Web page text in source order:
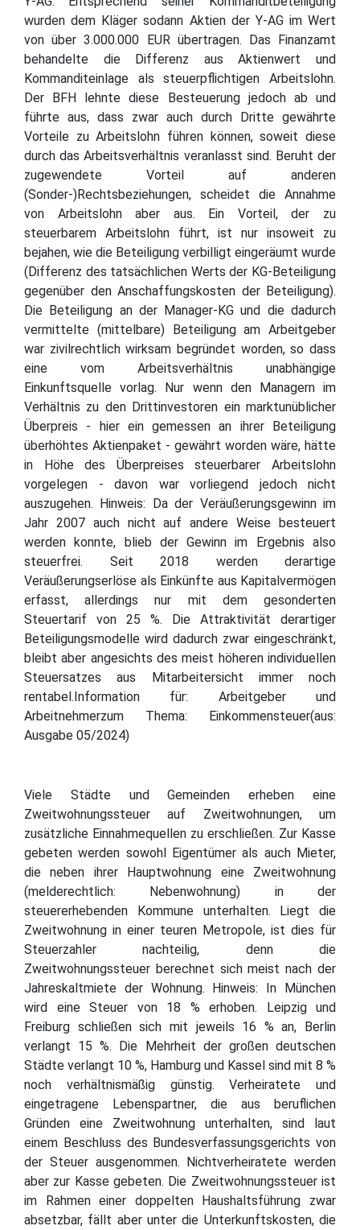
wurden dem Kläger sodann Aktien der Y-AG im Wert
von über 3.000.000 EUR übertragen. Das Finanzamt
behandelte die Differenz aus Aktienwert und
Kommanditeinlage als steuerpflichtigen Arbeitslohn.
Der BFH lehnte diese Besteuerung jedoch ab und
führte aus, dass zwar auch durch Dritte gewährte
Vorteile zu Arbeitslohn führen können, soweit diese
durch das Arbeitsverhältnis veranlasst sind. Beruht der
zugewendete Vorteil auf anderen
(Sonder-)Rechtsbeziehungen, scheidet die Annahme
von Arbeitslohn aber aus. Ein Vorteil, der zu
steuerbarem Arbeitslohn führt, ist nur insoweit zu
bejahen, wie die Beteiligung verbilligt eingeräumt wurde
(Differenz des tatsächlichen Werts der KG-Beteiligung
gegenüber den Anschaffungskosten der Beteiligung).
Die Beteiligung an der Manager-KG und die dadurch
vermittelte (mittelbare) Beteiligung am Arbeitgeber
war zivilrechtlich wirksam begründet worden, so dass
eine vom Arbeitsverhältnis unabhängige
Einkunftsquelle vorlag. Nur wenn den Managern im
Verhältnis zu den Drittinvestoren ein marktunüblicher
Überpreis - hier ein gemessen an ihrer Beteiligung
überhöhtes Aktienpaket - gewährt worden wäre, hätte
in Höhe des Überpreises steuerbarer Arbeitslohn
vorgelegen - davon war vorliegend jedoch nicht
auszugehen. Hinweis: Da der Veräußerungsgewinn im
Jahr 2007 auch nicht auf andere Weise besteuert
werden konnte, blieb der Gewinn im Ergebnis also
steuerfrei. Seit 2018 werden derartige
Veräußerungserlöse als Einkünfte aus Kapitalvermögen
erfasst, allerdings nur mit dem gesonderten
Steuertarif von 25 %. Die Attraktivität derartiger
Beteiligungsmodelle wird dadurch zwar eingeschränkt,
bleibt aber angesichts des meist höheren individuellen
Steuersatzes aus Mitarbeitersicht immer noch
rentabel.Information für: Arbeitgeber und
Arbeitnehmerzum Thema: Einkommensteuer(aus:
Ausgabe 05/2024)
Viele Städte und Gemeinden erheben eine
Zweitwohnungssteuer auf Zweitwohnungen, um
zusätzliche Einnahmequellen zu erschließen. Zur Kasse
gebeten werden sowohl Eigentümer als auch Mieter,
die neben ihrer Hauptwohnung eine Zweitwohnung
(melderechtlich: Nebenwohnung) in der
steuererhebenden Kommune unterhalten. Liegt die
Zweitwohnung in einer teuren Metropole, ist dies für
Steuerzahler nachteilig, denn die
Zweitwohnungssteuer berechnet sich meist nach der
Jahreskaltmiete der Wohnung. Hinweis: In München
wird eine Steuer von 18 % erhoben. Leipzig und
Freiburg schließen sich mit jeweils 16 % an, Berlin
verlangt 15 %. Die Mehrheit der großen deutschen
Städte verlangt 10 %, Hamburg und Kassel sind mit 8 %
noch verhältnismäßig günstig. Verheiratete und
eingetragene Lebenspartner, die aus beruflichen
Gründen eine Zweitwohnung unterhalten, sind laut
einem Beschluss des Bundesverfassungsgerichts von
der Steuer ausgenommen. Nichtverheiratete werden
aber zur Kasse gebeten. Die Zweitwohnungssteuer ist
im Rahmen einer doppelten Haushaltsführung zwar
absetzbar, fällt aber unter die Unterkunftskosten, die